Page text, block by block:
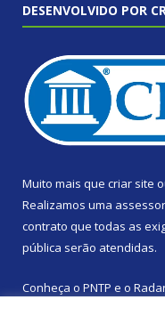
DESENVOLVIDO POR
Muito mais que criar site
Realizamos uma
contrato que todas as
pública serão atendidas.
Conheça o PNTP e o